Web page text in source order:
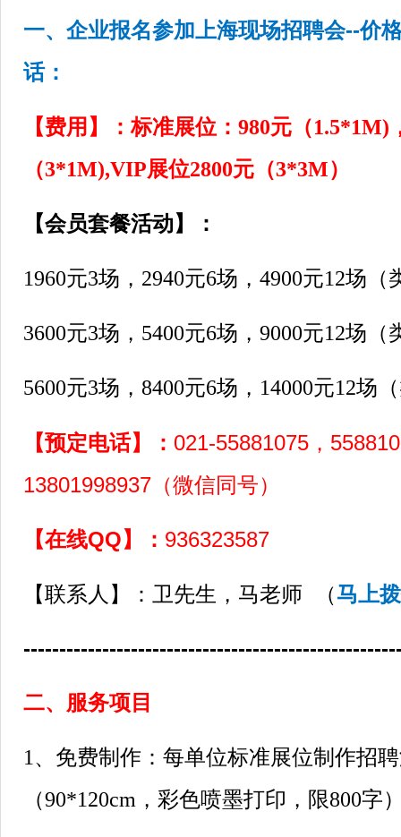
一、企业报名参加上海现场招聘会--价
话：
【费用】：标准展位：980元（1.5*1M)
（3*1M),VIP展位2800元（3*3M）
【会员套餐活动】：
1960元3场，2940元6场，4900元12场
3600元3场，5400元6场，9000元12场
5600元3场，8400元6场，14000元12场
【预定电话】： 021-55881075，
13801998937（微信同号）
【在线QQ】： 936323587
【联系人】：卫先生，马老师 （马上
二、服务项目
1、免费制作：每单位标准展位制作招
（90*120cm，彩色喷墨打印，限800字